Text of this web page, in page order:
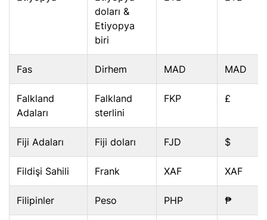
doları &
Etiyopya
biri
Fas Dirhem MAD MAD
Falkland
Adaları
Falkland
sterlini
FKP £
Fiji Adaları Fiji doları FJD $
Fildişi Sahili Frank XAF XAF
Filipinler Peso PHP ₱